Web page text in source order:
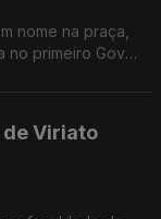
nome na praça,
no primeiro Gov
de Viriato